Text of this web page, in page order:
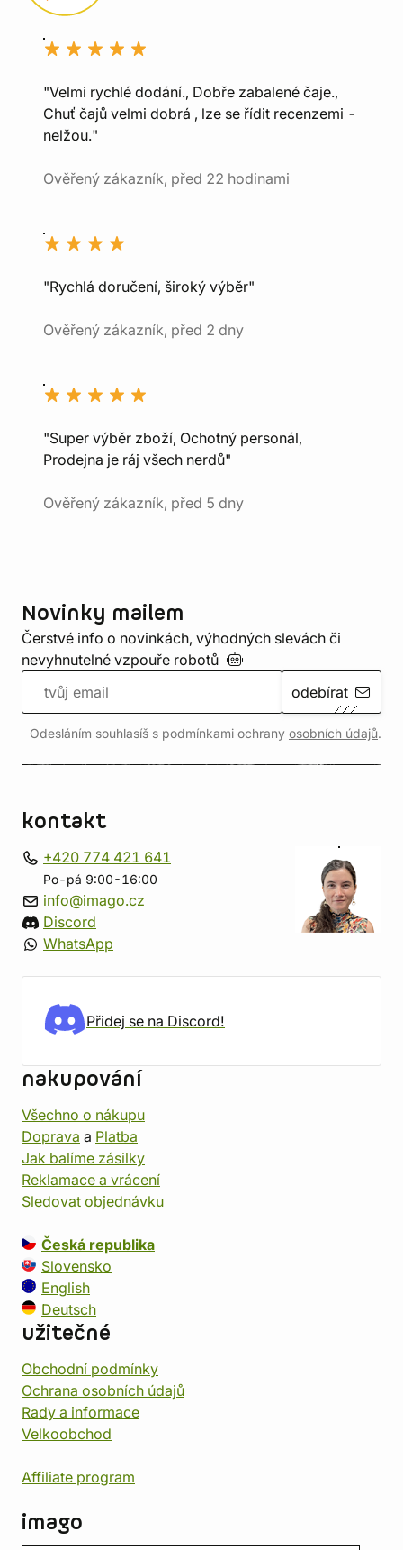
"Velmi rychlé dodání., Dobře zabalené čaje.,
Chuť čajů velmi dobrá , lze se řídit recenzemi -
nelžou."
Ověřený zákazník, před 22 hodinami
"Rychlá doručení, široký výběr"
Ověřený zákazník, před 2 dny
"Super výběr zboží, Ochotný personál,
Prodejna je ráj všech nerdů"
Ověřený zákazník, před 5 dny
Novinky mailem
Čerstvé info o novinkách, výhodných slevách či
nevyhnutelné vzpouře robotů
odebírat
Odesláním souhlasíš s podmínkami ochrany osobních údajů.
kontakt
+420 774 421 641
Po-pá 9:00-16:00
info@imago.cz
Discord
WhatsApp
Přidej se na Discord!
nakupování
Všechno o nákupu
Doprava a Platba
Jak balíme zásilky
Reklamace a vrácení
Sledovat objednávku
Česká republika
Slovensko
English
Deutsch
užitečné
Obchodní podmínky
Ochrana osobních údajů
Rady a informace
Velkoobchod
Affiliate program
imago